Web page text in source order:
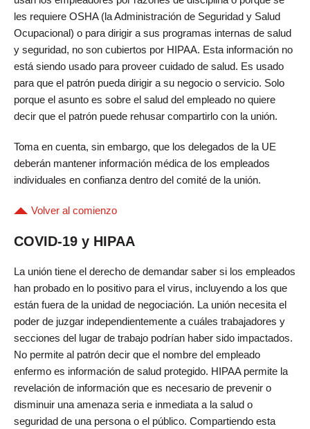
les requiere OSHA (la Administración de Seguridad y Salud
Ocupacional) o para dirigir a sus programas internas de salud
y seguridad, no son cubiertos por HIPAA. Esta información no
está siendo usado para proveer cuidado de salud. Es usado
para que el patrón pueda dirigir a su negocio o servicio. Solo
porque el asunto es sobre el salud del empleado no quiere
decir que el patrón puede rehusar compartirlo con la unión.
Toma en cuenta, sin embargo, que los delegados de la UE
deberán mantener información médica de los empleados
individuales en confianza dentro del comité de la unión.
Volver al comienzo
COVID-19 y HIPAA
La unión tiene el derecho de demandar saber si los empleados
han probado en lo positivo para el virus, incluyendo a los que
están fuera de la unidad de negociación. La unión necesita el
poder de juzgar independientemente a cuáles trabajadores y
secciones del lugar de trabajo podrían haber sido impactados.
No permite al patrón decir que el nombre del empleado
enfermo es información de salud protegido. HIPAA permite la
revelación de información que es necesario de prevenir o
disminuir una amenaza seria e inmediata a la salud o
seguridad de una persona o el público. Compartiendo esta